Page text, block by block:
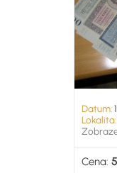
Datum:
Lokalita:
Cena: